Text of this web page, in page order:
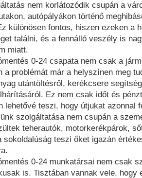
nem korlátozódik csupán a
autópályákon történő
különösen fontos, hiszen ezeken a
találni, és a fennálló veszély is
miatt.
0-24 csapata nem csak a
a problémát már a helyszínen meg
utántöltésről, kerékcsere
Ez nem csak időt és
lehetővé teszi, hogy útjukat azonnal
szolgáltatása nem csupán a
teherautók, motorkerékpárok,
sokoldalúság teszi őket igazán
0-24 munkatársai nem csak
is. Tisztában vannak vele, hogy